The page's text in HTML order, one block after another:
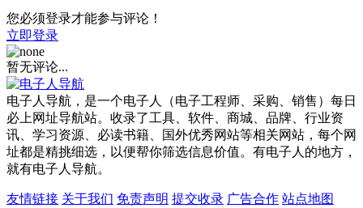
您必须登录才能参与评论！
立即登录
暂无评论...
电子人导航，是一个电子人（电子工程师、采购、销售）每日
必上网址导航站。收录了工具、软件、商城、品牌、行业资
讯、学习资源、必读书籍、国外优秀网站等相关网站，每个网
址都是精挑细选，以便帮你筛选信息价值。有电子人的地方，
就有电子人导航。
友情链接 关于我们 免责声明 提交收录 广告合作 站点地图